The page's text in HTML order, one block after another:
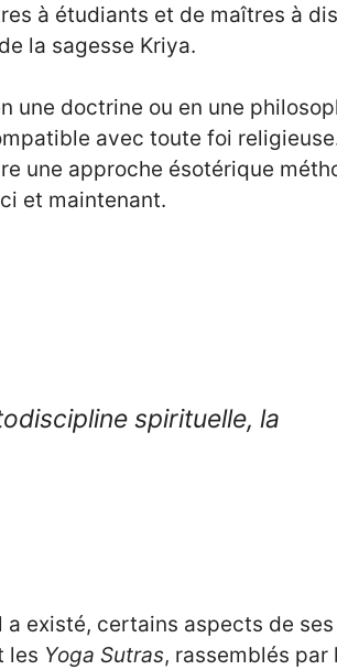
à étudiants et de maîtres à
la sagesse Kriya.
une doctrine ou en une
avec toute foi
une approche ésotérique
et maintenant.
spirituelle, la
existé, certains aspects de ses
les Yoga Sutras, rassemblés par